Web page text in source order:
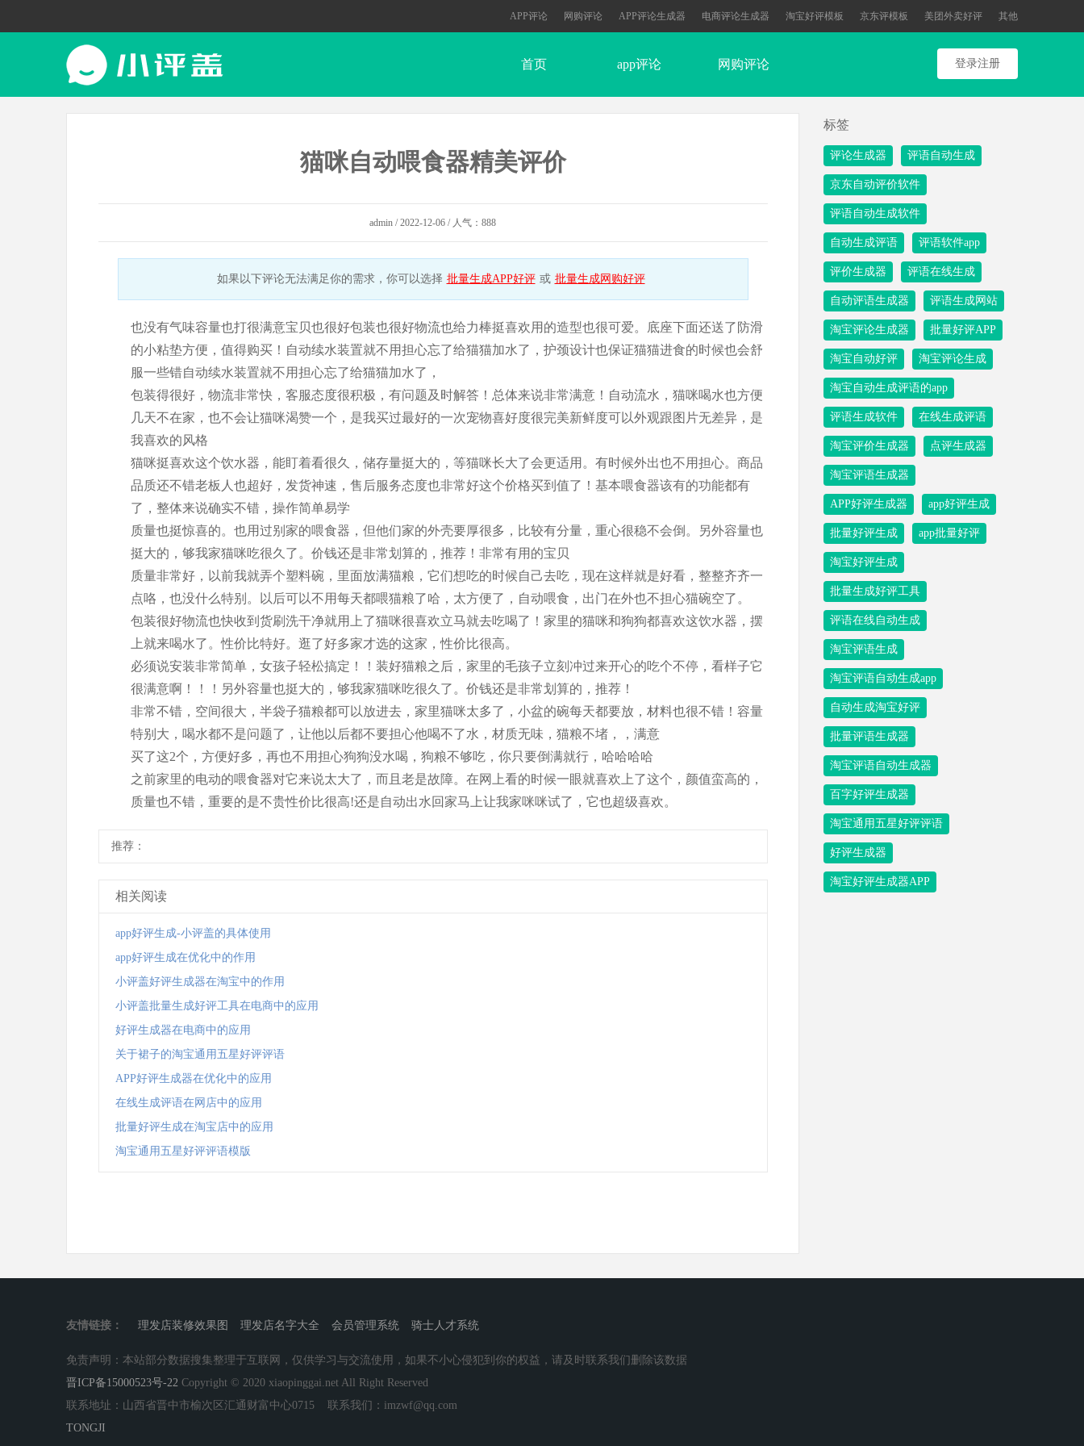
APP评论 网购评论 APP评论生成器 电商评论生成器 淘宝好评模板 京东评模板 美团外卖好评 其他
首页 app评论 网购评论 登录注册
猫咪自动喂食器精美评价
admin / 2022-12-06 / 人气：888
如果以下评论无法满足你的需求，你可以选择 批量生成APP好评 或 批量生成网购好评
也没有气味容量也打很满意宝贝也很好包装也很好物流也给力棒挺喜欢用的造型也很可爱。底座下面还送了防滑
的小粘垫方便，值得购买！自动续水装置就不用担心忘了给猫猫加水了，护颈设计也保证猫猫进食的时候也会舒
服一些错自动续水装置就不用担心忘了给猫猫加水了，
包装得很好，物流非常快，客服态度很积极，有问题及时解答！总体来说非常满意！自动流水，猫咪喝水也方便
几天不在家，也不会让猫咪渴赞一个，是我买过最好的一次宠物喜好度很完美新鲜度可以外观跟图片无差异，是
我喜欢的风格
猫咪挺喜欢这个饮水器，能盯着看很久，储存量挺大的，等猫咪长大了会更适用。有时候外出也不用担心。商品
品质还不错老板人也超好，发货神速，售后服务态度也非常好这个价格买到值了！基本喂食器该有的功能都有
了，整体来说确实不错，操作简单易学
质量也挺惊喜的。也用过别家的喂食器，但他们家的外壳要厚很多，比较有分量，重心很稳不会倒。另外容量也
挺大的，够我家猫咪吃很久了。价钱还是非常划算的，推荐！非常有用的宝贝
质量非常好，以前我就弄个塑料碗，里面放满猫粮，它们想吃的时候自己去吃，现在这样就是好看，整整齐齐一
点咯，也没什么特别。以后可以不用每天都喂猫粮了哈，太方便了，自动喂食，出门在外也不担心猫碗空了。
包装很好物流也快收到货刷洗干净就用上了猫咪很喜欢立马就去吃喝了！家里的猫咪和狗狗都喜欢这饮水器，摆
上就来喝水了。性价比特好。逛了好多家才选的这家，性价比很高。
必须说安装非常简单，女孩子轻松搞定！！装好猫粮之后，家里的毛孩子立刻冲过来开心的吃个不停，看样子它
很满意啊！！！另外容量也挺大的，够我家猫咪吃很久了。价钱还是非常划算的，推荐！
非常不错，空间很大，半袋子猫粮都可以放进去，家里猫咪太多了，小盆的碗每天都要放，材料也很不错！容量
特别大，喝水都不是问题了，让他以后都不要担心他喝不了水，材质无味，猫粮不堵，，满意
买了这2个，方便好多，再也不用担心狗狗没水喝，狗粮不够吃，你只要倒满就行，哈哈哈哈
之前家里的电动的喂食器对它来说太大了，而且老是故障。在网上看的时候一眼就喜欢上了这个，颜值蛮高的，
质量也不错，重要的是不贵性价比很高!还是自动出水回家马上让我家咪咪试了，它也超级喜欢。
推荐：
相关阅读
app好评生成-小评盖的具体使用
app好评生成在优化中的作用
小评盖好评生成器在淘宝中的作用
小评盖批量生成好评工具在电商中的应用
好评生成器在电商中的应用
关于裙子的淘宝通用五星好评评语
APP好评生成器在优化中的应用
在线生成评语在网店中的应用
批量好评生成在淘宝店中的应用
淘宝通用五星好评评语模版
标签
评论生成器 评语自动生成
京东自动评价软件
评语自动生成软件
自动生成评语 评语软件app
评价生成器 评语在线生成
自动评语生成器 评语生成网站
淘宝评论生成器 批量好评APP
淘宝自动好评 淘宝评论生成
淘宝自动生成评语的app
评语生成软件 在线生成评语
淘宝评价生成器 点评生成器
淘宝评语生成器
APP好评生成器 app好评生成
批量好评生成 app批量好评
淘宝好评生成
批量生成好评工具
评语在线自动生成
淘宝评语生成
淘宝评语自动生成app
自动生成淘宝好评
批量评语生成器
淘宝评语自动生成器
百字好评生成器
淘宝通用五星好评评语
好评生成器
淘宝好评生成器APP
友情链接： 理发店装修效果图 理发店名字大全 会员管理系统 骑士人才系统
免责声明：本站部分数据搜集整理于互联网，仅供学习与交流使用，如果不小心侵犯到你的权益，请及时联系我们删除该数据
晋ICP备15000523号-22 Copyright © 2020 xiaopinggai.net All Right Reserved
联系地址：山西省晋中市榆次区汇通财富中心0715 联系我们：imzwf@qq.com
TONGJI